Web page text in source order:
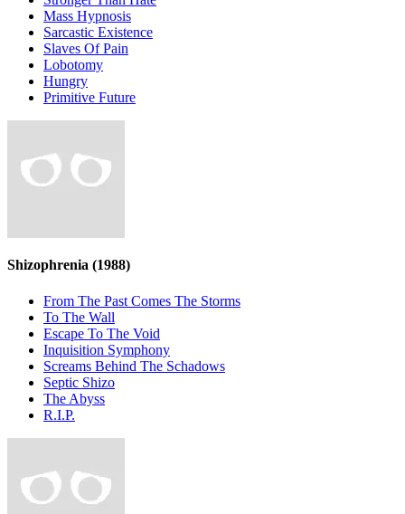
Mass Hypnosis
Sarcastic Existence
Slaves Of Pain
Lobotomy
Hungry
Primitive Future
Shizophrenia (1988)
From The Past Comes The Storms
To The Wall
Escape To The Void
Inquisition Symphony
Screams Behind The Schadows
Septic Shizo
The Abyss
R.I.P.